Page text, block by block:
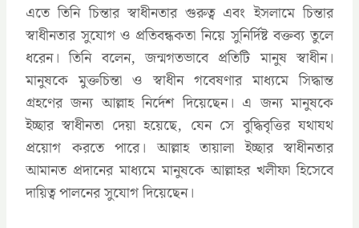
এতে তিনি চিন্তার স্বাধীনতার গুরুত্ব এবং ইসলামে চিন্তার
স্বাধীনতার সুযোগ ও প্রতিবন্ধকতা নিয়ে সুনির্দিষ্ট বক্তব্য তুলে
ধরেন। তিনি বলেন, জন্মগতভাবে প্রতিটি মানুষ স্বাধীন।
মানুষকে মুক্তচিন্তা ও স্বাধীন গবেষণার মাধ্যমে সিদ্ধান্ত
গ্রহণের জন্য আল্লাহ নির্দেশ দিয়েছেন। এ জন্য মানুষকে
ইচ্ছার স্বাধীনতা দেয়া হয়েছে, যেন সে বুদ্ধিবৃত্তির যথাযথ
প্রয়োগ করতে পারে। আল্লাহ তায়ালা ইচ্ছার স্বাধীনতার
আমানত প্রদানের মাধ্যমে মানুষকে আল্লাহর খলীফা হিসেবে
দায়িত্ব পালনের সুযোগ দিয়েছেন।